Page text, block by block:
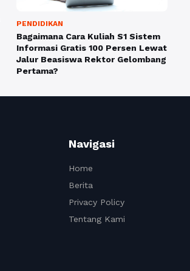
PENDIDIKAN
Bagaimana Cara Kuliah S1 Sistem
Informasi Gratis 100 Persen Lewat
Jalur Beasiswa Rektor Gelombang
Pertama?
Navigasi
Home
Berita
Privacy Policy
Tentang Kami